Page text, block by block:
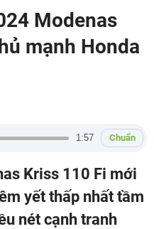
Modenas
mạnh Honda
1:57 Chuẩn
Kriss 110 Fi mới
yết thấp nhất tầm
nét cạnh tranh